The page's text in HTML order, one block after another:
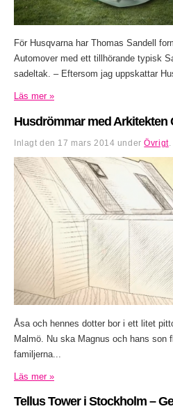
För Husqvarna har Thomas Sandell
Automover med ett tillhörande typisk
sadeltak. – Eftersom jag uppskattar
Läs mer »
Husdrömmar med Arkitekten
Inlagt den 17 mars 2014 underÖvrigt.
Åsa och hennes dotter bor i ett litet
Malmö. Nu ska Magnus och hans son
familjerna...
Läs mer »
Tellus Tower i Stockholm –